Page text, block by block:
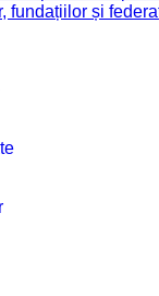
fundațiilor și